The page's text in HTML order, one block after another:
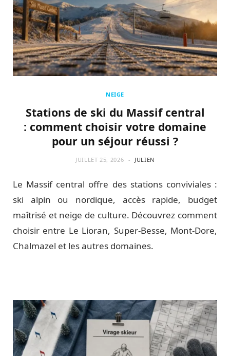
NEIGE
Stations de ski du Massif central
: comment choisir votre domaine
pour un séjour réussi ?
JUILLET 25, 2026 JULIEN
Le Massif central offre des stations conviviales :
ski alpin ou nordique, accès rapide, budget
maîtrisé et neige de culture. Découvrez comment
choisir entre Le Lioran, Super-Besse, Mont-Dore,
Chalmazel et les autres domaines.